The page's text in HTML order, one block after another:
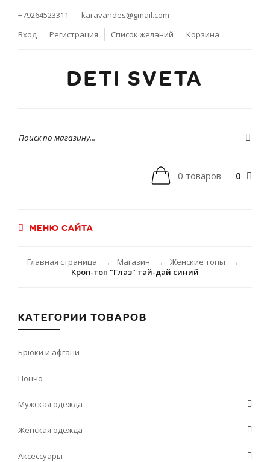
+79264523311
karavandes@gmail.com
Вход
Регистрация Список желаний Корзина
DETI SVETA
0 товаров — 0
МЕНЮ САЙТА
Главная страница → Магазин → Женские топы →
Кроп-топ "Глаз" тай-дай синий
КАТЕГОРИИ ТОВАРОВ
Брюки и афгани
Пончо
Мужская одежда
Женская одежда
Аксессуары